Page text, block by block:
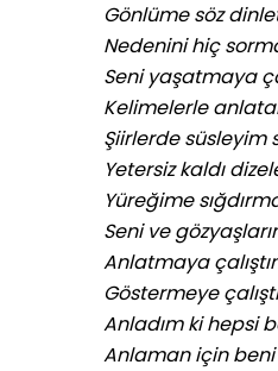
Gönlüme söz
Nedenini hiç
Seni yaşatmaya
Kelimelerle
Şiirlerde süsleyim
Yetersiz kaldı
Yüreğime
Seni ve
Anlatmaya
Göstermeye
Anladım ki hepsi
Anlaman için beni